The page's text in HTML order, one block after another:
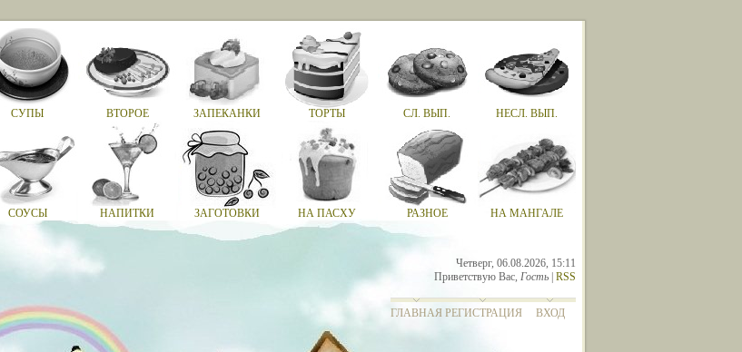
СУПЫ ВТОРОЕ ЗАПЕКАНКИ ТОРТЫ СЛ. ВЫП. НЕСЛ. ВЫП.
СОУСЫ НАПИТКИ ЗАГОТОВКИ НА ПАСХУ РАЗНОЕ НА МАНГАЛЕ
Четверг, 06.08.2026, 15:11
Приветствую Вас, Гость RSS
ГЛАВНАЯ РЕГИСТРАЦИЯ ВХОД